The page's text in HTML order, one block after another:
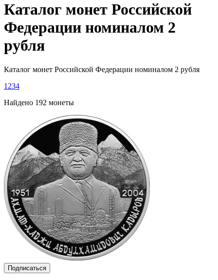
Каталог монет Российской
Федерации номиналом 2
рубля
Каталог монет Российской Федерации номиналом 2 рубля
1 234
Найдено 192 монеты
Подписаться